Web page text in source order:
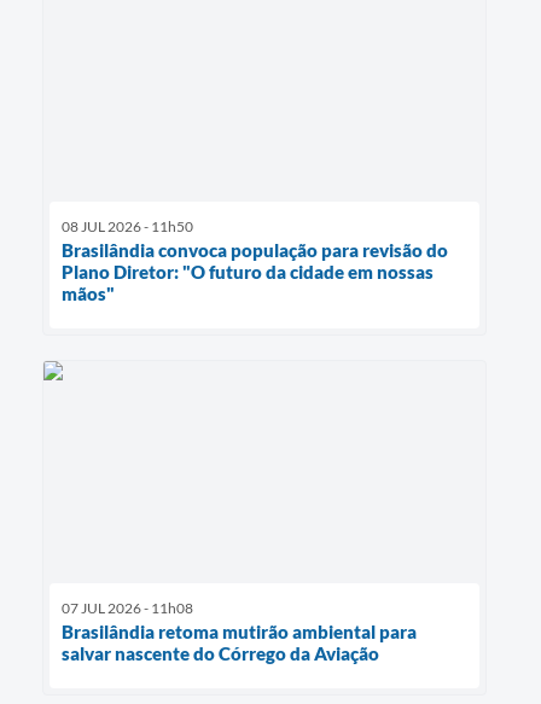
08 JUL 2026 - 11h50
Brasilândia convoca população para revisão do
Plano Diretor: "O futuro da cidade em nossas
mãos"
07 JUL 2026 - 11h08
Brasilândia retoma mutirão ambiental para
salvar nascente do Córrego da Aviação